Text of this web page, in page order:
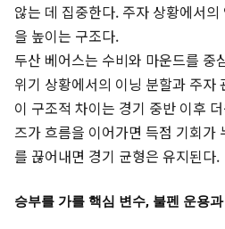
않는 데 집중한다. 주자 상황에서
을 높이는 구조다.
두산 베어스는 수비와 마운드를 중
위기 상황에서의 이닝 분할과 주자
이 구조적 차이는 경기 중반 이후
즈가 흐름을 이어가면 득점 기회가
를 끊어내면 경기 균형은 유지된다.
승부를 가를 핵심 변수, 불펜 운용